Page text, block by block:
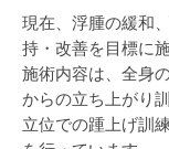
現在、浮腫の緩和
持・改善を目標に
施術内容は、全身
からの立ち上がり
立位での踵上げ訓